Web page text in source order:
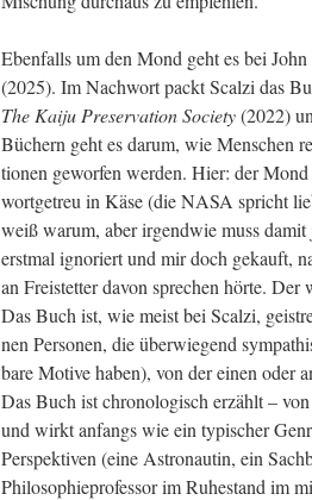
Eben­falls um den Mond geht es bei
(2025). Im Nach­wort packt Scal­zi das
The Kai­ju Pre­ser­va­ti­on Socie­ty(2022)
Büchern geht es dar­um, wie Men­schen
tio­nen gewor­fen wer­den. Hier: der
wort­ge­treu in Käse (die NASA spricht
weiß war­um, aber irgend­wie muss
erst­mal igno­riert und mir doch gekauft,
an Frei­stet­ter davon spre­chen hör­te.
Das Buch ist, wie meist bei Scal­zi,
nen Per­so­nen, die über­wie­gend
ba­re Moti­ve haben), von der einen oder
Das Buch ist chro­no­lo­gisch erzählt –
und wirkt anfangs wie ein typi­scher
Per­spek­ti­ven (eine Astro­nau­tin, ein
Phi­lo­so­phie­pro­fes­sor im Ruhe­stand im